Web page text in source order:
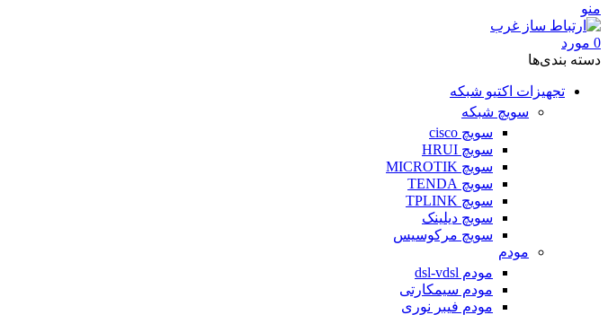
منو
0 مورد
دسته‌ بندی‌ها
تجهیزات اکتیو شبکه
سویچ شبکه
سویچ cisco
سویچ HRUI
سویچ MICROTIK
سویچ TENDA
سویچ TPLINK
سویچ دیلینک
سویچ مرکوسیس
مودم
مودم dsl-vdsl
مودم سیمکارتی
مودم فیبر نوری